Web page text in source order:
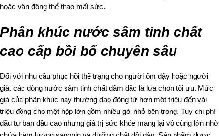
hoặc vận động thể thao mất sức.
Phân khúc nước sâm tinh chất
cao cấp bồi bổ chuyên sâu
Đối với nhu cầu phục hồi thể trạng cho người ốm dậy hoặc người
già, các dòng nước sâm tinh chất đậm đặc là lựa chọn tối ưu. Mức
giá của phân khúc này thường dao động từ hơn một triệu đến vài
triệu đồng cho một hộp lớn gồm nhiều gói nhỏ bên trong. Tuy chi phí
đầu tư ban đầu cao nhưng giá trị sức khỏe mang lại vô cùng lớn nhờ